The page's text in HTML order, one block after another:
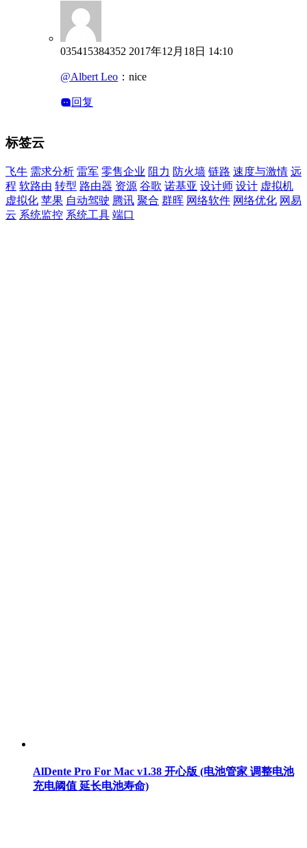
035415384352 2017年12月18日 14:10
@Albert Leo ： nice
回复
标签云
飞牛 需求分析 雷军 零售企业 阻力 防火墙 链路 速度与激情 远
程 软路由 转型 路由器 资源 谷歌 诺基亚 设计师 设计 虚拟机
虚拟化 苹果 自动驾驶 腾讯 聚合 群晖 网络软件 网络优化 网易
云 系统监控 系统工具 端口
AlDente Pro For Mac v1.38 开心版 (电池管家 调整电池
充电阈值 延长电池寿命)